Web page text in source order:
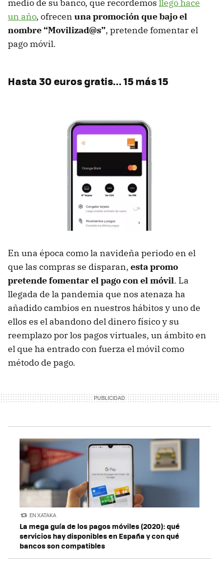
medio de su banco, que recordemos llegó hace
un año, ofrecen una promoción que bajo el
nombre “Movilizad@s”, pretende fomentar el
pago móvil.
Hasta 30 euros gratis... 15 más 15
En una época como la navideña periodo en el
que las compras se disparan, esta promo
pretende fomentar el pago con el móvil. La
llegada de la pandemia que nos atenaza ha
añadido cambios en nuestros hábitos y uno de
ellos es el abandono del dinero físico y su
reemplazo por los pagos virtuales, un ámbito en
el que ha entrado con fuerza el móvil como
método de pago.
EN XATAKA
La mega guía de los pagos móviles (2020): qué
servicios hay disponibles en España y con qué
bancos son compatibles